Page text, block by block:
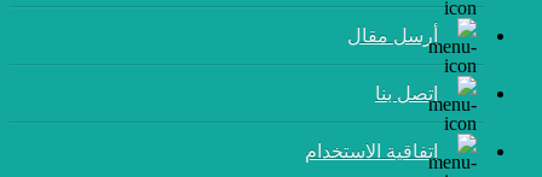
أرسل مقال
إتصل بنا
اتفاقية الاستخدام